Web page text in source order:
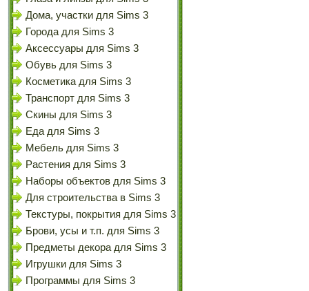
Дома, участки для Sims 3
Города для Sims 3
Аксессуары для Sims 3
Обувь для Sims 3
Косметика для Sims 3
Транспорт для Sims 3
Скины для Sims 3
Еда для Sims 3
Мебель для Sims 3
Растения для Sims 3
Наборы объектов для Sims 3
Для строительства в Sims 3
Текстуры, покрытия для Sims 3
Брови, усы и т.п. для Sims 3
Предметы декора для Sims 3
Игрушки для Sims 3
Программы для Sims 3